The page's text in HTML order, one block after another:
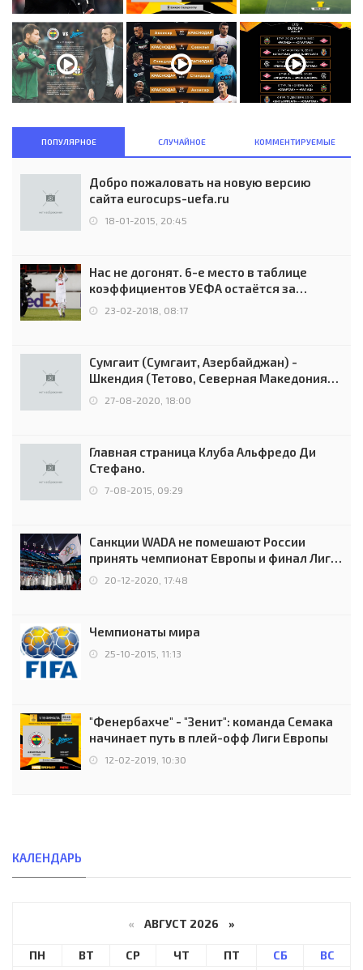
ПОПУЛЯРНОЕ СЛУЧАЙНОЕ КОММЕНТИРУЕМЫЕ
Добро пожаловать на новую версию
сайта eurocups-uefa.ru
18-01-2015, 20:45
Нас не догонят. 6-е место в таблице
коэффициентов УЕФА остаётся за
Россией
23-02-2018, 08:17
Сумгаит (Сумгаит, Азербайджан) -
Шкендия (Тетово, Северная Македония) -
0:2 (0:0)
27-08-2020, 18:00
Главная страница Клуба Альфредо Ди
Стефано.
7-08-2015, 09:29
Санкции WADA не помешают России
принять чемпионат Европы и финал Лиги
чемпионов.
20-12-2020, 17:48
Чемпионаты мира
25-10-2015, 11:13
"Фенербахче" - "Зенит": команда Семака
начинает путь в плей-офф Лиги Европы
12-02-2019, 10:30
КАЛЕНДАРЬ
« АВГУСТ 2026 »
ПН ВТ СР ЧТ ПТ СБ
ВС